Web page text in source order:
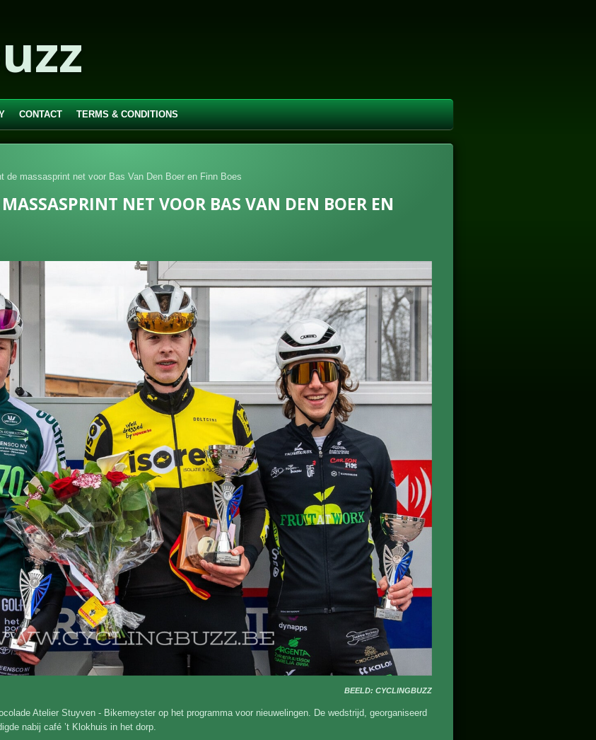
CONTACT TERMS & CONDITIONS
de massasprint net voor Bas Van Den Boer en Finn Boes
NET VOOR BAS VAN DEN BOER EN
BEELD: CYCLINGBUZZ
Atelier Stuyven - Bikemeyster op het programma voor nieuwelingen. De wedstrijd, georganiseerd
nabij café ’t Klokhuis in het dorp.